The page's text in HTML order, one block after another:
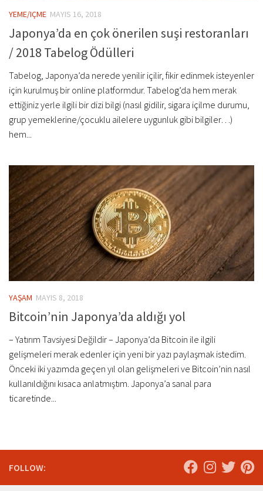
YEME/IÇME MAYIS 16, 2018
Japonya’da en çok önerilen suşi restoranları
/ 2018 Tabelog Ödülleri
Tabelog, Japonya’da nerede yenilir içilir, fikir edinmek isteyenler
için kurulmuş bir online platformdur. Tabelog’da hem merak
ettiğiniz yerle ilgili bir dizi bilgi (nasıl gidilir, sigara içilme durumu,
grup yemeklerine/çocuklu ailelere uygunluk gibi bilgiler…)
hem...
YAŞAM MAYIS 8, 2018
Bitcoin’nin Japonya’da aldığı yol
– Yatırım Tavsiyesi Değildir – Japonya’da Bitcoin ile ilgili
gelişmeleri merak edenler için yeni bir yazı paylaşmak istedim.
Önceki iki yazımda geçen yıl olan gelişmeleri ve Bitcoin’nin nasıl
kullanıldığını kısaca anlatmıştım. Japonya’a sanal para
ticaretinde...
FOLLOW: